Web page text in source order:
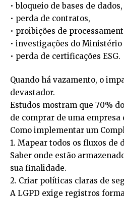
• bloqueio de bases de dados,
• perda de contratos,
• proibições de
• investigações do Ministério
• perda de certificações ESG.
Quando há vazamento, o
devastador.
Estudos mostram que 70%
de comprar de uma empresa
Como implementar um
1. Mapear todos os fluxos de
Saber onde estão
sua finalidade.
2. Criar políticas claras de
A LGPD exige registros